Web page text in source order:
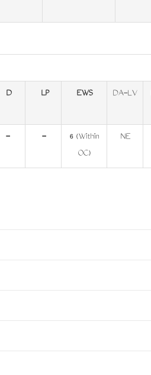
D LP EWS DA-LV
- -
6 (Within
OC)
NE